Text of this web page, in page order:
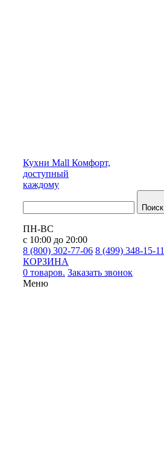
Кухни Mall Комфорт,
доступный
каждому
Поиск
ПН-ВС
с 10:00 до 20:00
8 (800) 302-77-06 8 (499) 348-15-11
КОРЗИНА
0 товаров. Заказать звонок
Меню